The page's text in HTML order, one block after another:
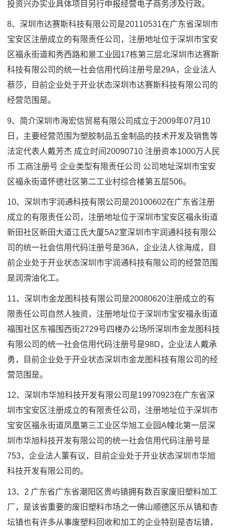
投资兴办实业具体项目另行申报经营电子商务涉及行政。
8、深圳市达赛斯科技有限公司是20110531在广东省深圳市
宝安区注册成立的有限责任公司，注册地址位于深圳市宝安
区福永街道和秀西路和景工业园17栋第三层北深圳市达赛斯
科技有限公司的统一社会信用代码注册号是29A，企业法人
蔡莎，目前企业处于开业状态深圳市达赛斯科技有限公司的
经营范围是。
9、简介深圳市海宏信贸易有限公司成立于2009年07月10
日，主要经营范围为塑胶制品五金制品的技术开发及销售等
法定代表人戴芳杰 成立时间20090710 注册资本1000万人民
币 工商注册号 企业类型有限责任公司 公司地址深圳市宝安
区福永街道怀德社区第二工业村综合楼第五层506。
10、深圳市宇润通科技有限公司是20100602在广东省注册
成立的有限责任公司，注册地址位于深圳市宝安区福永街道
新田社区新田大道江氏大厦5A2室深圳市宇润通科技有限公
司的统一社会信用代码注册号是36A，企业法人徐海成，目
前企业处于开业状态深圳市宇润通科技有限公司的经营范围
是润滑油化工。
11、深圳市金龙图科技有限公司是20080620注册成立的有
限责任公司自然人独资，注册地址位于深圳市宝安福永街道
福围社区东福围西街2729号四楼办公场所深圳市金龙图科技
有限公司的统一社会信用代码注册号是98D，企业法人戴承
勇，目前企业处于开业状态深圳市金龙图科技有限公司的经
营范围是。
12、深圳市华旭科技开发有限公司是19970923在广东省深
圳市宝安区注册成立的有限责任公司，注册地址位于深圳市
宝安区福永街道凤凰第三工业区华旭工业园A幢北第一层深
圳市华旭科技开发有限公司的统一社会信用代码注册号是
753，企业法人董有议，目前企业处于开业状态深圳市华旭
科技开发有限公司的。
13、2 广东省广东省潮阳区贵屿镇拥有数百家废旧塑料加工
厂，是该省重要的废旧塑料市场之一佛山顺德区乐从镇和杏
坛镇也有许多从事废塑料回收和加工的企业特别是杏坛镇，